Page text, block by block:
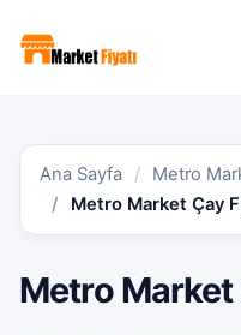
Ana Sayfa
Metro
Metro Market Çay
Metro Market